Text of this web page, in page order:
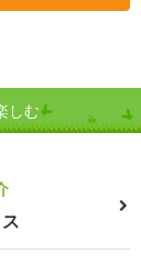
しむ